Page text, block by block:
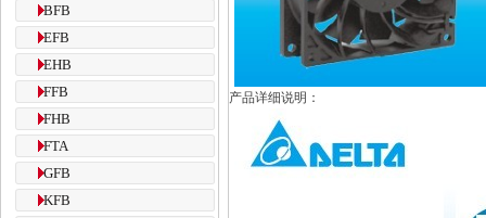
BFB
EFB
EHB
FFB
FHB
FTA
GFB
KFB
产品详细说明：